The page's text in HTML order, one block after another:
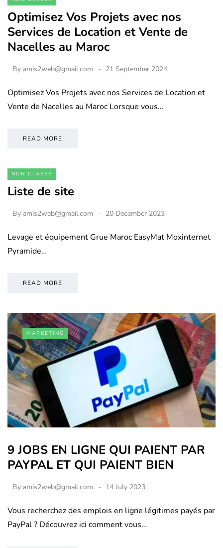
Optimisez Vos Projets avec nos
Services de Location et Vente de
Nacelles au Maroc
By amis2web@gmail.com 21 September 2024
Optimisez Vos Projets avec nos Services de Location et
Vente de Nacelles au Maroc Lorsque vous…
READ MORE
NON CLASSÉ
Liste de site
By amis2web@gmail.com 20 December 2023
Levage et équipement Grue Maroc EasyMat Moxinternet
Pyramide…
READ MORE
MARKETING
9 JOBS EN LIGNE QUI PAIENT PAR
PAYPAL ET QUI PAIENT BIEN
By amis2web@gmail.com 14 July 2023
Vous recherchez des emplois en ligne légitimes payés par
PayPal ? Découvrez ici comment vous…